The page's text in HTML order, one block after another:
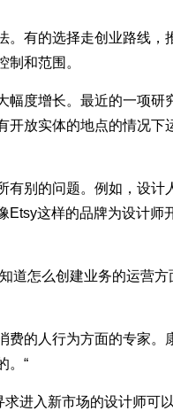
有的选择走创业路线，
和范围。
度增长。最近的一项研
放实体的地点的情况
别的问题。例如，设计
这样的品牌为设计
怎么创建业务的运营方
人行为方面的专家。
。“
入新市场的设计师可